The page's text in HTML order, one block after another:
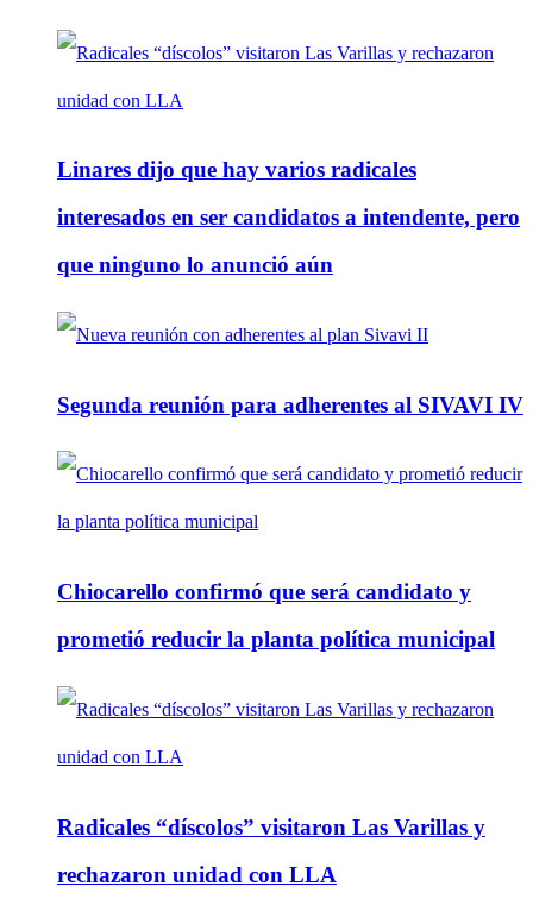
Linares dijo que hay varios radicales
interesados en ser candidatos a intendente, pero
que ninguno lo anunció aún
Segunda reunión para adherentes al SIVAVI IV
Chiocarello confirmó que será candidato y
prometió reducir la planta política municipal
Radicales “díscolos” visitaron Las Varillas y
rechazaron unidad con LLA